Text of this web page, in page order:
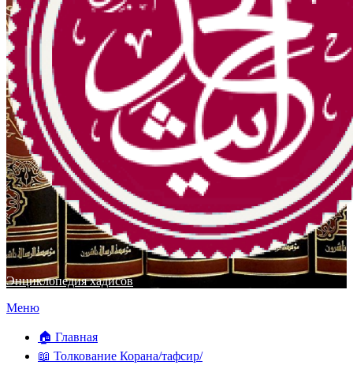
Энциклопедия хадисов
Перейти
содержимому
Меню
🏠 Главная
📖 Толкование Корана/тафсир/